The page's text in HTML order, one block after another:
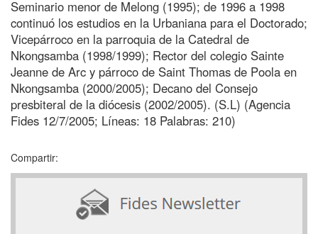
Seminario menor de Melong (1995); de 1996 a 1998
continuó los estudios en la Urbaniana para el Doctorado;
Vicepárroco en la parroquia de la Catedral de
Nkongsamba (1998/1999); Rector del colegio Sainte
Jeanne de Arc y párroco de Saint Thomas de Poola en
Nkongsamba (2000/2005); Decano del Consejo
presbiteral de la diócesis (2002/2005). (S.L) (Agencia
Fides 12/7/2005; Líneas: 18 Palabras: 210)
Compartir: